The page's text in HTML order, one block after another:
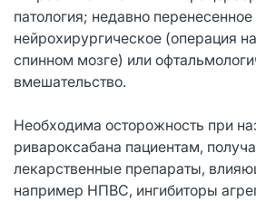
патология; недавно перенесенное
нейрохирургическое (операция
спинном мозге) или
вмешательство.
Необходима осторожность при
ривароксабана пациентам,
лекарственные препараты,
например НПВС, ингибиторы